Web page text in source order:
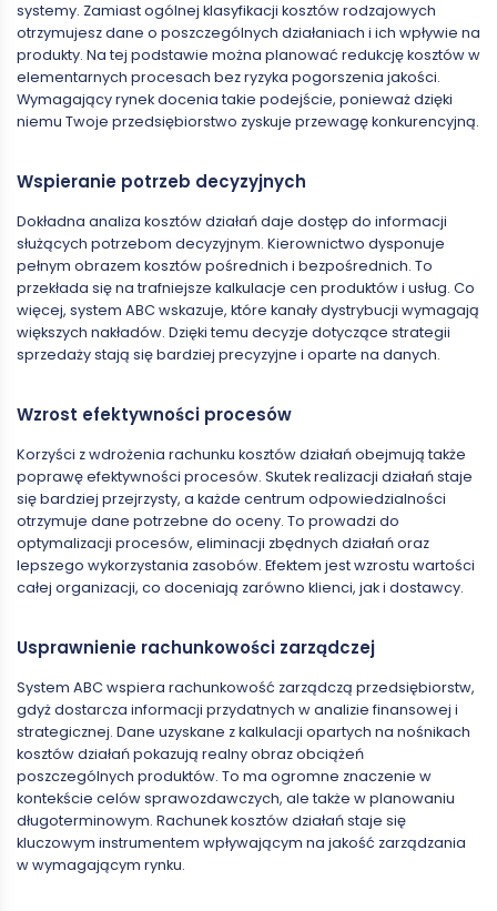
systemy. Zamiast ogólnej klasyfikacji kosztów rodzajowych
otrzymujesz dane o poszczególnych działaniach i ich wpływie na
produkty. Na tej podstawie można planować redukcję kosztów w
elementarnych procesach bez ryzyka pogorszenia jakości.
Wymagający rynek docenia takie podejście, ponieważ dzięki
niemu Twoje przedsiębiorstwo zyskuje przewagę konkurencyjną.
Wspieranie potrzeb decyzyjnych
Dokładna analiza kosztów działań daje dostęp do informacji
służących potrzebom decyzyjnym. Kierownictwo dysponuje
pełnym obrazem kosztów pośrednich i bezpośrednich. To
przekłada się na trafniejsze kalkulacje cen produktów i usług. Co
więcej, system ABC wskazuje, które kanały dystrybucji wymagają
większych nakładów. Dzięki temu decyzje dotyczące strategii
sprzedaży stają się bardziej precyzyjne i oparte na danych.
Wzrost efektywności procesów
Korzyści z wdrożenia rachunku kosztów działań obejmują także
poprawę efektywności procesów. Skutek realizacji działań staje
się bardziej przejrzysty, a każde centrum odpowiedzialności
otrzymuje dane potrzebne do oceny. To prowadzi do
optymalizacji procesów, eliminacji zbędnych działań oraz
lepszego wykorzystania zasobów. Efektem jest wzrostu wartości
całej organizacji, co doceniają zarówno klienci, jak i dostawcy.
Usprawnienie rachunkowości zarządczej
System ABC wspiera rachunkowość zarządczą przedsiębiorstw,
gdyż dostarcza informacji przydatnych w analizie finansowej i
strategicznej. Dane uzyskane z kalkulacji opartych na nośnikach
kosztów działań pokazują realny obraz obciążeń
poszczególnych produktów. To ma ogromne znaczenie w
kontekście celów sprawozdawczych, ale także w planowaniu
długoterminowym. Rachunek kosztów działań staje się
kluczowym instrumentem wpływającym na jakość zarządzania
w wymagającym rynku.